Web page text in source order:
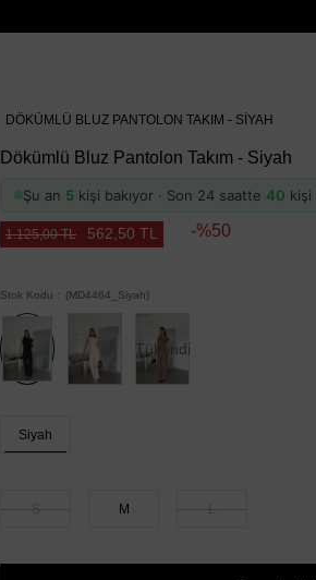
DÖKÜMLÜ BLUZ PANTOLON TAKIM - SIYAH
Dökümlü Bluz Pantolon Takım - Siyah
Şu an 5 kişi bakıyor · Son 24 saatte 40 kişi
1.125,00 TL 562,50 TL 50
Stok Kodu (MD4464_Siyah)
Tükendi
Siyah
M